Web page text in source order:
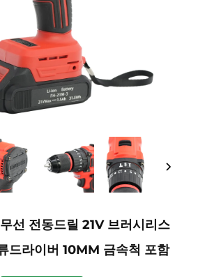
선 전동드릴 21V 브러시리스
드라이버 10MM 금속척 포함